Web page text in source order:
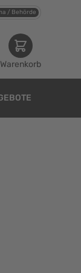
/ Behörde
Warenkorb